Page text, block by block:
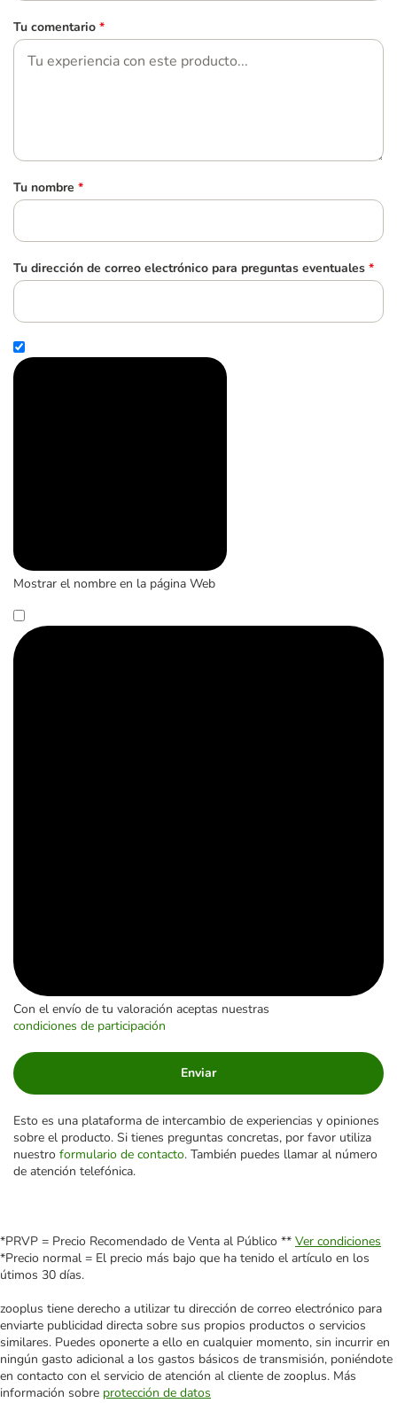
Tu comentario *
Tu nombre *
Tu dirección de correo electrónico para preguntas eventuales *
Mostrar el nombre en la página Web
Con el envío de tu valoración aceptas nuestras
condiciones de participación
Enviar
Esto es una plataforma de intercambio de experiencias y opiniones
sobre el producto. Si tienes preguntas concretas, por favor utiliza
nuestro formulario de contacto. También puedes llamar al número
de atención telefónica.
*PRVP = Precio Recomendado de Venta al Público ** Ver condiciones
*Precio normal = El precio más bajo que ha tenido el artículo en los
útimos 30 días.
zooplus tiene derecho a utilizar tu dirección de correo electrónico para
enviarte publicidad directa sobre sus propios productos o servicios
similares. Puedes oponerte a ello en cualquier momento, sin incurrir en
ningún gasto adicional a los gastos básicos de transmisión, poniéndote
en contacto con el servicio de atención al cliente de zooplus. Más
información sobre protección de datos